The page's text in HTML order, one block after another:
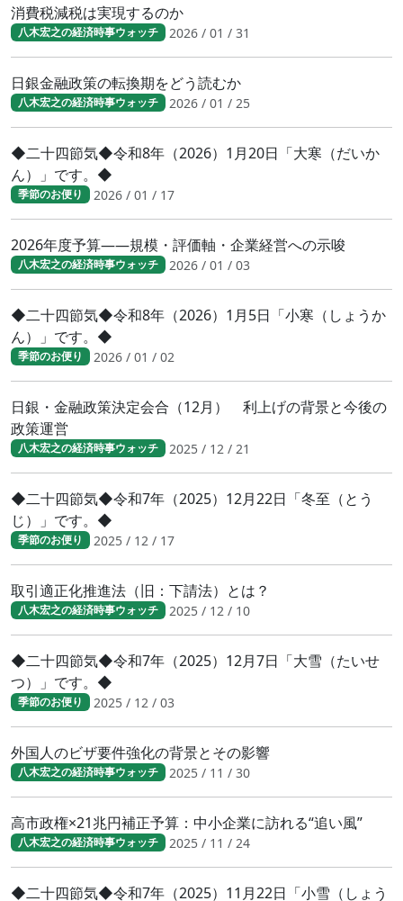
消費税減税は実現するのか
八木宏之の経済時事ウォッチ 2026 / 01 / 31
日銀金融政策の転換期をどう読むか
八木宏之の経済時事ウォッチ 2026 / 01 / 25
◆二十四節気◆令和8年（2026）1月20日「大寒（だいか
ん）」です。◆
季節のお便り 2026 / 01 / 17
2026年度予算――規模・評価軸・企業経営への示唆
八木宏之の経済時事ウォッチ 2026 / 01 / 03
◆二十四節気◆令和8年（2026）1月5日「小寒（しょうか
ん）」です。◆
季節のお便り 2026 / 01 / 02
日銀・金融政策決定会合（12月） 利上げの背景と今後の
政策運営
八木宏之の経済時事ウォッチ 2025 / 12 / 21
◆二十四節気◆令和7年（2025）12月22日「冬至（とう
じ）」です。◆
季節のお便り 2025 / 12 / 17
取引適正化推進法（旧：下請法）とは？
八木宏之の経済時事ウォッチ 2025 / 12 / 10
◆二十四節気◆令和7年（2025）12月7日「大雪（たいせ
つ）」です。◆
季節のお便り 2025 / 12 / 03
外国人のビザ要件強化の背景とその影響
八木宏之の経済時事ウォッチ 2025 / 11 / 30
高市政権×21兆円補正予算：中小企業に訪れる“追い風”
八木宏之の経済時事ウォッチ 2025 / 11 / 24
◆二十四節気◆令和7年（2025）11月22日「小雪（しょう